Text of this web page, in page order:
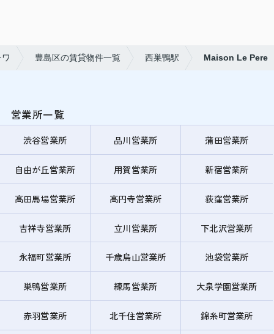
豊島区の賃貸物件一覧 西巣鴨駅 Maison Le Pere
営業所一覧
渋谷営業所 品川営業所 蒲田営業所
自由が丘営業所 用賀営業所 新宿営業所
高田馬場営業所 高円寺営業所 荻窪営業所
吉祥寺営業所 立川営業所 下北沢営業所
永福町営業所 千歳烏山営業所 池袋営業所
巣鴨営業所 練馬営業所 大泉学園営業所
赤羽営業所 北千住営業所 錦糸町営業所